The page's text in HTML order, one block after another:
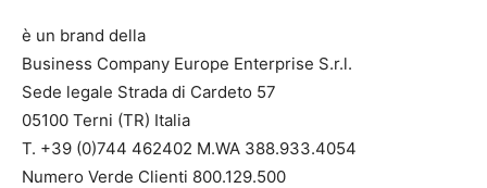
è un brand della
Business Company Europe Enterprise S.r.l.
Sede legale Strada di Cardeto 57
05100 Terni (TR) Italia
T. +39 (0)744 462402 M.WA 388.933.4054
Numero Verde Clienti 800.129.500